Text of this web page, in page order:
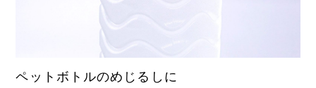
ペットボトルのめじるしに